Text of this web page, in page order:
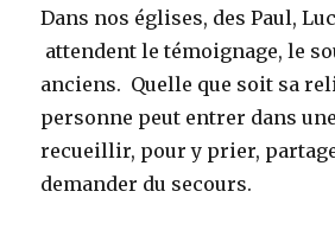
Dans nos églises, des Paul,
attendent le témoignage, le
anciens. Quelle que soit sa
personne peut entrer dans
recueillir, pour y prier,
demander du secours.